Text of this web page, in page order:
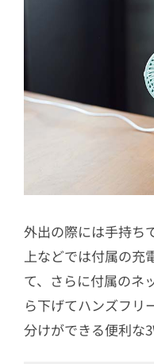
外出の際には手持ち
上などでは付属の充
て、さらに付属のネ
ら下げてハンズフリ
分けができる便利な